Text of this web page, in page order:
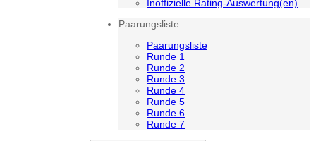
Inoffizielle Rating-Auswertung(en)
Paarungsliste
Paarungsliste
Runde 1
Runde 2
Runde 3
Runde 4
Runde 5
Runde 6
Runde 7